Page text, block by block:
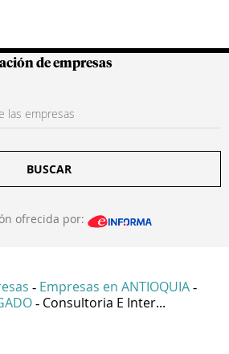
Colombianas
de empresas
BUSCAR
ofrecida por:
- Empresas en ANTIOQUIA -
- Consultoria E Inter...